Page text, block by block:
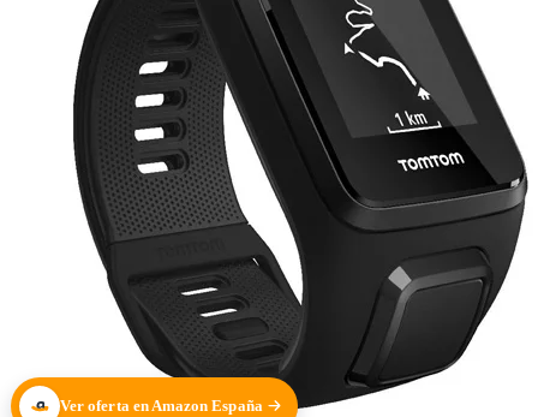
Ver oferta en Amazon España